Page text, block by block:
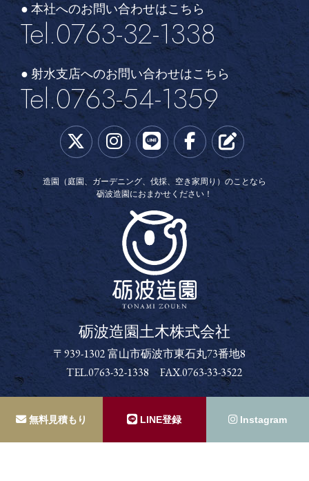
● 本社へのお問い合わせはこちら
Tel.0763-32-1338
● 射水支店へのお問い合わせはこちら
Tel.0763-54-1359
造園（庭園、ガーデニング、伐採、空き家周り）のことなら
砺波造園におまかせください！
砺波造園土木株式会社
砺波造園土木株式会社
〒939-1302 富山市砺波市東石丸73番地8
TEL.0763-32-1338 FAX.0763-33-3522
無料見積もり LINE登録 Instagram